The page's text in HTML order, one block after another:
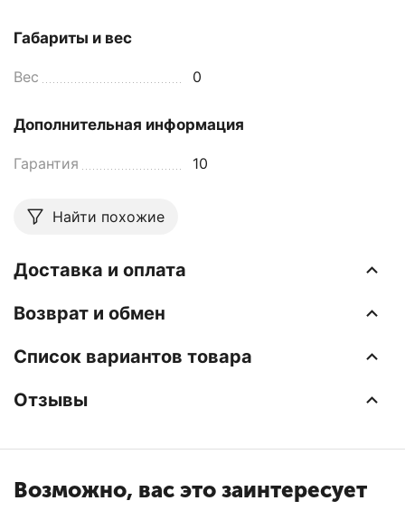
Габариты и вес
Вес 0
Дополнительная информация
Гарантия 10
Найти похожие
Доставка и оплата
Возврат и обмен
Список вариантов товара
Отзывы
Возможно, вас это заинтересует